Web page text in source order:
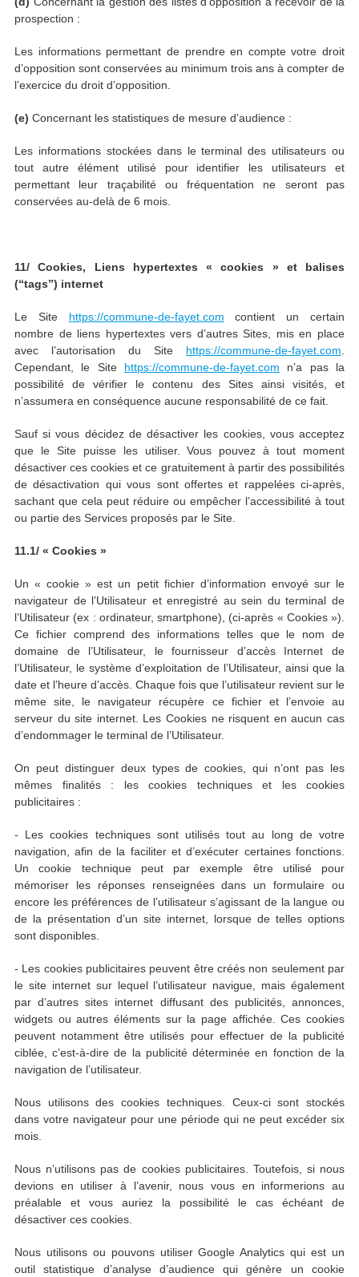
prospection :
Les informations permettant de prendre en compte votre droit
d’opposition sont conservées au minimum trois ans à compter de
l’exercice du droit d’opposition.
(e) Concernant les statistiques de mesure d’audience :
Les informations stockées dans le terminal des utilisateurs ou
tout autre élément utilisé pour identifier les utilisateurs et
permettant leur traçabilité ou fréquentation ne seront pas
conservées au-delà de 6 mois.
11/ Cookies, Liens hypertextes « cookies » et balises
(“tags”) internet
Le Site https://commune-de-fayet.com contient un certain
nombre de liens hypertextes vers d’autres Sites, mis en place
avec l’autorisation du Site https://commune-de-fayet.com
Cependant, le Site https://commune-de-fayet.com n’a pas la
possibilité de vérifier le contenu des Sites ainsi visités, et
n’assumera en conséquence aucune responsabilité de ce fait.
Sauf si vous décidez de désactiver les cookies, vous acceptez
que le Site puisse les utiliser. Vous pouvez à tout moment
désactiver ces cookies et ce gratuitement à partir des possibilités
de désactivation qui vous sont offertes et rappelées ci-après,
sachant que cela peut réduire ou empêcher l’accessibilité à tout
ou partie des Services proposés par le Site.
11.1/ « Cookies »
Un « cookie » est un petit fichier d’information envoyé sur le
navigateur de l’Utilisateur et enregistré au sein du terminal de
l’Utilisateur (ex : ordinateur, smartphone), (ci-après « Cookies »).
Ce fichier comprend des informations telles que le nom de
domaine de l’Utilisateur, le fournisseur d’accès Internet de
l’Utilisateur, le système d’exploitation de l’Utilisateur, ainsi que la
date et l’heure d’accès. Chaque fois que l’utilisateur revient sur le
même site, le navigateur récupère ce fichier et l’envoie au
serveur du site internet. Les Cookies ne risquent en aucun cas
d’endommager le terminal de l’Utilisateur.
On peut distinguer deux types de cookies, qui n’ont pas les
mêmes finalités : les cookies techniques et les cookies
publicitaires :
- Les cookies techniques sont utilisés tout au long de votre
navigation, afin de la faciliter et d’exécuter certaines fonctions.
Un cookie technique peut par exemple être utilisé pour
mémoriser les réponses renseignées dans un formulaire ou
encore les préférences de l’utilisateur s’agissant de la langue ou
de la présentation d’un site internet, lorsque de telles options
sont disponibles.
- Les cookies publicitaires peuvent être créés non seulement par
le site internet sur lequel l’utilisateur navigue, mais également
par d’autres sites internet diffusant des publicités, annonces,
widgets ou autres éléments sur la page affichée. Ces cookies
peuvent notamment être utilisés pour effectuer de la publicité
ciblée, c’est-à-dire de la publicité déterminée en fonction de la
navigation de l’utilisateur.
Nous utilisons des cookies techniques. Ceux-ci sont stockés
dans votre navigateur pour une période qui ne peut excéder six
mois.
Nous n’utilisons pas de cookies publicitaires. Toutefois, si nous
devions en utiliser à l’avenir, nous vous en informerions au
préalable et vous auriez la possibilité le cas échéant de
désactiver ces cookies.
Nous utilisons ou pouvons utiliser Google Analytics qui est un
outil statistique d’analyse d’audience qui génère un cookie